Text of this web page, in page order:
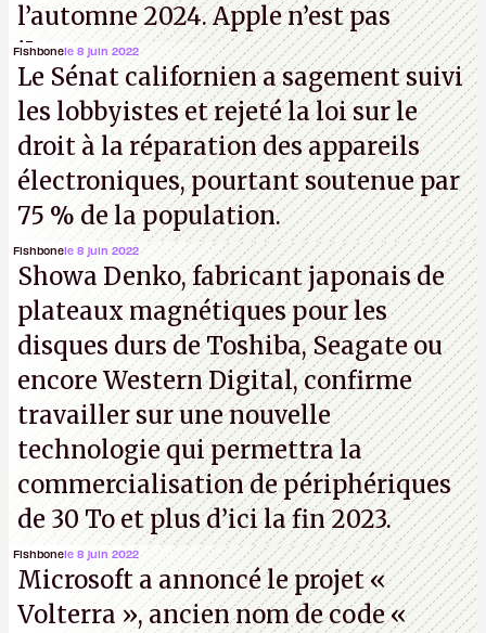
l’automne 2024. Apple n’est pas
iJouasse.
Fishbonele 8 juin 2022
Le Sénat californien a sagement suivi
les lobbyistes et rejeté la loi sur le
droit à la réparation des appareils
électroniques, pourtant soutenue par
75 % de la population.
Fishbonele 8 juin 2022
Showa Denko, fabricant japonais de
plateaux magnétiques pour les
disques durs de Toshiba, Seagate ou
encore Western Digital, confirme
travailler sur une nouvelle
technologie qui permettra la
commercialisation de périphériques
de 30 To et plus d’ici la fin 2023.
Fishbonele 8 juin 2022
Microsoft a annoncé le projet «
Volterra », ancien nom de code «